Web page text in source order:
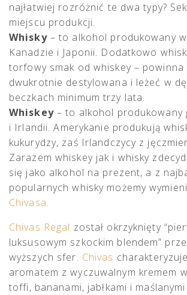
najłatwiej rozróżnić te dwa typy?
miejscu produkcji.
Whisky– to alkohol produkowany
Kanadzie i Japonii. Dodatkowo
torfowy smak od whiskey – powinna
dwukrotnie destylowana i leżeć w
beczkach minimum trzy lata.
Whiskey– to alkohol produkowany
i Irlandii. Amerykanie produkują
kukurydzy, zaś Irlandczycy z
Zarazem whiskey jak i whisky
się jako alkohol na prezent, a z
popularnych whisky możemy
Chivasa.
Chivas Regal został okrzyknięty
luksusowym szkockim blendem”
wyższych sfer. Chivas
aromatem z wyczuwalnym kremem
toffi, bananami, jabłkami i